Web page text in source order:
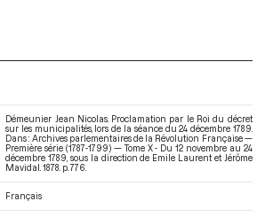
Démeunier Jean Nicolas. Proclamation par le Roi du décret
sur les municipalités, lors de la séance du 24 décembre 1789.
Dans : Archives parlementaires de la Révolution Française —
Première série (1787-1799) — Tome X - Du 12 novembre au 24
décembre 1789 , sous la direction de Emile Laurent et Jérôme
Mavidal. 1878. p. 776.
Français